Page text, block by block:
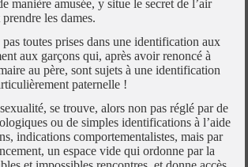
manière amusée, y situe le secret de l’air
les dames.
toutes prises dans une identification aux
aux garçons qui, après avoir renoncé à
au père, sont sujets à une identification
paternelle !
se trouve, alors non pas réglé par de
ou de simples identifications à l’aide
indications comportementalistes, mais par
un espace vide qui ordonne par la